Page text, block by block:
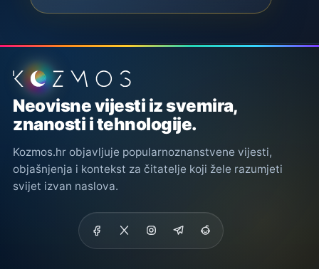
Podnožje stranice
Neovisne vijesti iz svemira,
znanosti i tehnologije.
Kozmos.hr objavljuje popularnoznanstvene vijesti,
objašnjenja i kontekst za čitatelje koji žele razumjeti
svijet izvan naslova.